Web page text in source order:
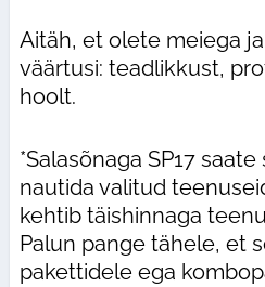
Aitäh, et olete meiega
väärtusi: teadlikkust,
hoolt.
*Salasõnaga SP17
nautida valitud
kehtib täishinnaga
Palun pange tähele, et
pakettidele ega